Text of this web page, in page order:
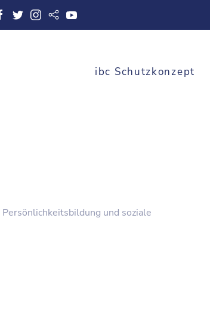
ibc Schutzkonzept
Persönlichkeitsbildung und soziale